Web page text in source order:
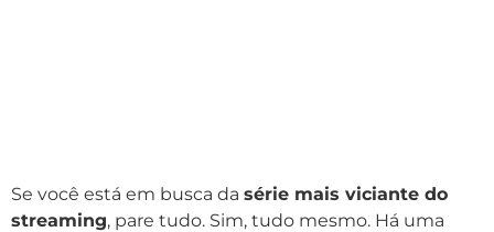
Se você está em busca da série mais viciante do
streaming, pare tudo. Sim, tudo mesmo. Há uma